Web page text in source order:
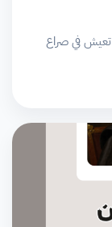
تعيش في صراع